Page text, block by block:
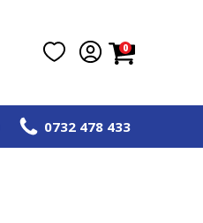
0
0732 478 433